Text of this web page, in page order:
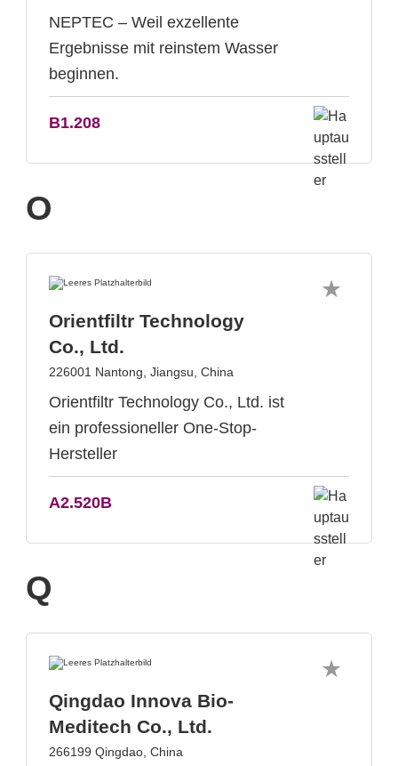
NEPTEC – Weil exzellente
Ergebnisse mit reinstem Wasser
beginnen.
B1.208
O
Orientfiltr Technology
Co., Ltd.
226001 Nantong, Jiangsu, China
Orientfiltr Technology Co., Ltd. ist
ein professioneller One-Stop-
Hersteller
A2.520B
Q
Qingdao Innova Bio-
Meditech Co., Ltd.
266199 Qingdao, China